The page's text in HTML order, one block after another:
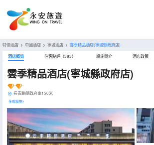
特價酒店 > 中國酒店 > 寧城酒店 > 雲季精品酒店(寧城縣政府店)
酒店概览 住客點評（383） 設施簡介 酒店政策
雲季精品酒店(寧城縣政府店)
長青路縣政府南150米
全部設施>